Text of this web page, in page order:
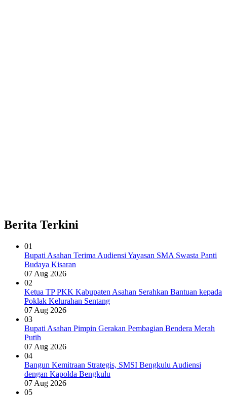
Berita Terkini
01
Bupati Asahan Terima Audiensi Yayasan SMA Swasta Panti
Budaya Kisaran
07 Aug 2026
02
Ketua TP PKK Kabupaten Asahan Serahkan Bantuan kepada
Poklak Kelurahan Sentang
07 Aug 2026
03
Bupati Asahan Pimpin Gerakan Pembagian Bendera Merah
Putih
07 Aug 2026
04
Bangun Kemitraan Strategis, SMSI Bengkulu Audiensi
dengan Kapolda Bengkulu
07 Aug 2026
05